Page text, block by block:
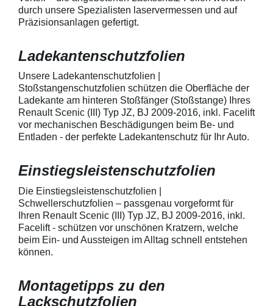
geeignet zum Schutz von
Fahrzeugkarosserien gegen
mechanische Einwirkung am
Fahrzeugkarosserien und
mechanische Einwirkung
entwickeltStärke der Folie beträgt
150 µmSchützt den wertvollen
Lack in der GriffmuldenKeine
unschönen Kratzer durch
Fingenägel oder Ringe in den
GriffmuldenSpezielle Vinylfolie mit
bestmöglichem Schutz gegen
kontaktieren
telefonisch.
geeignet zum
mechanische
zum Schutz von
150 µmSchützt
Lack in der
Fingenägel
bestmöglichem
Kratzer und
Fahrzeuglack
durch unsere Spezialisten laservermessen und auf
Präzisionsanlagen gefertigt.
Ladekantenschutzfolien
Unsere Ladekantenschutzfolien |
Stoßstangenschutzfolien schützen die Oberfläche der
Ladekante am hinteren Stoßfänger (Stoßstange) Ihres
Renault Scenic (III) Typ JZ, BJ 2009-2016, inkl. Facelift
vor mechanischen Beschädigungen beim Be- und
Entladen - der perfekte Ladekantenschutz für Ihr Auto.
Einstiegsleistenschutzfolien
Die Einstiegsleistenschutzfolien |
Schwellerschutzfolien – passgenau vorgeformt für
Ihren Renault Scenic (III) Typ JZ, BJ 2009-2016, inkl.
Facelift - schützen vor unschönen Kratzern, welche
beim Ein- und Aussteigen im Alltag schnell entstehen
können.
Montagetipps zu den
Lackschutzfolien